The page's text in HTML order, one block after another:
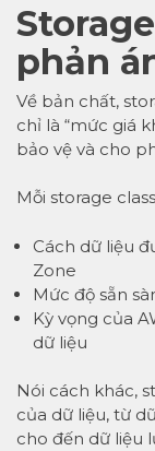
phản
Về bản chất,
chỉ là “mức giá
bảo vệ và cho
Mỗi storage
Cách dữ liệu
Zone
Mức độ sẵn
Kỳ vọng của
dữ liệu
Nói cách khác,
của dữ liệu, từ
cho đến dữ liệu